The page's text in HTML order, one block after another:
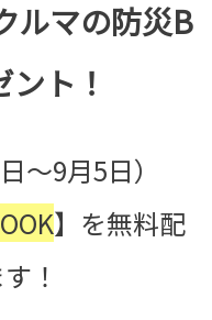
ルマの防災B
ト！
〜9月5日）
】を無料配
！